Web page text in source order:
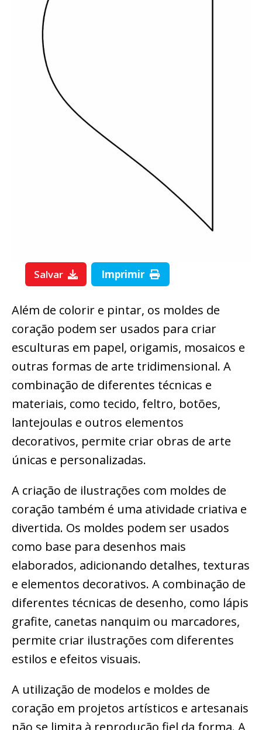
Salvar Imprimir
Além de colorir e pintar, os moldes de
coração podem ser usados para criar
esculturas em papel, origamis, mosaicos e
outras formas de arte tridimensional. A
combinação de diferentes técnicas e
materiais, como tecido, feltro, botões,
lantejoulas e outros elementos
decorativos, permite criar obras de arte
únicas e personalizadas.
A criação de ilustrações com moldes de
coração também é uma atividade criativa e
divertida. Os moldes podem ser usados
como base para desenhos mais
elaborados, adicionando detalhes, texturas
e elementos decorativos. A combinação de
diferentes técnicas de desenho, como lápis
grafite, canetas nanquim ou marcadores,
permite criar ilustrações com diferentes
estilos e efeitos visuais.
A utilização de modelos e moldes de
coração em projetos artísticos e artesanais